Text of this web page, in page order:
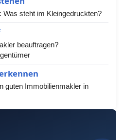
steht im Kleingedruckten?
beauftragen?
guten Immobilienmakler in